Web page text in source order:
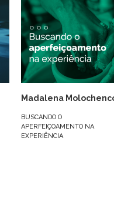
Madalena
BUSCANDO O
APERFEIÇOAMENTO NA
EXPERIÊNCIA